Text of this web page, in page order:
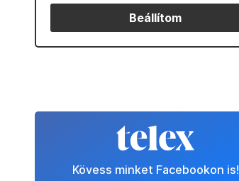
Beállítom
Kövess minket Facebookon is!